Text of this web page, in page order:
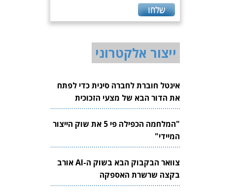
ייצור אלקטרוני
אינטל חוברת לחברה סינית כדי לפתח
את הדור הבא של מצעי הזכוכית
לשבבים
"המלחמה הכפילה פי 5 את שוק הייצור
המיידי"
צוואר הבקבוק הבא בשוק ה-AI אורב
בקצה שרשרת האספקה